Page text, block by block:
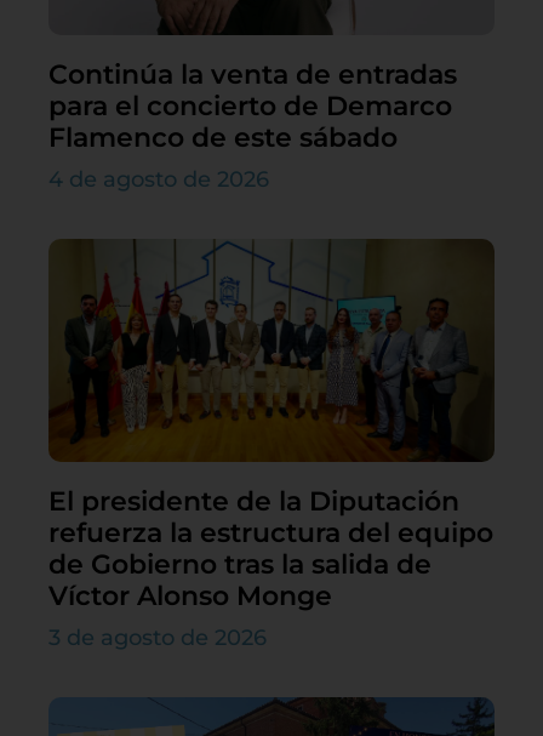
Continúa la venta de entradas
para el concierto de Demarco
Flamenco de este sábado
4 de agosto de 2026
El presidente de la Diputación
refuerza la estructura del equipo
de Gobierno tras la salida de
Víctor Alonso Monge
3 de agosto de 2026